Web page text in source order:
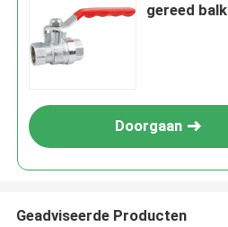
gereed balk
Doorgaan
Geadviseerde Producten